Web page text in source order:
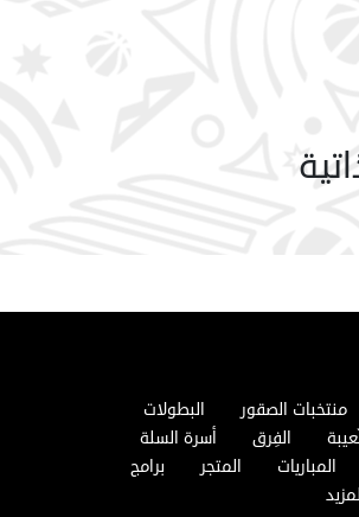
منتخبات الصقور
البطولات
الفِرق
أسرة السلة
المباريات المتجر
برامج